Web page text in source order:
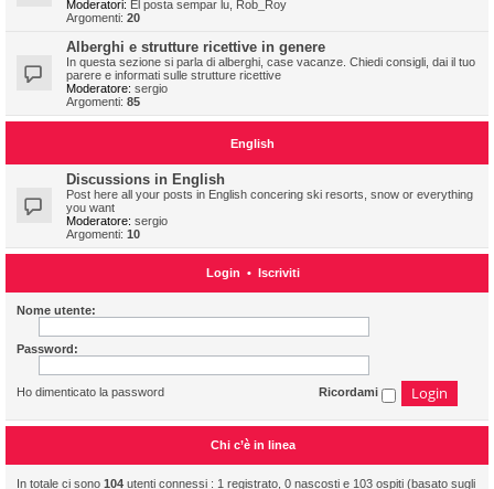
Moderatori: El posta sempar lu Rob_Roy
Argomenti: 20
Alberghi e strutture ricettive in genere
In questa sezione si parla di alberghi, case vacanze. Chiedi consigli, dai il tuo
parere e informati sulle strutture ricettive
Moderatore: sergio
Argomenti: 85
English
Discussions in English
Post here all your posts in English concering ski resorts, snow or everything
you want
Moderatore: sergio
Argomenti: 10
Login • Iscriviti
Nome utente:
Password:
Ho dimenticato la password Ricordami
Chi c’è in linea
In totale ci sono 104 utenti connessi : 1 registrato, 0 nascosti e 103 ospiti (basato sugli